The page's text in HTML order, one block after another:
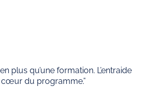
plus qu’une formation. L’entraide
cœur du programme.”